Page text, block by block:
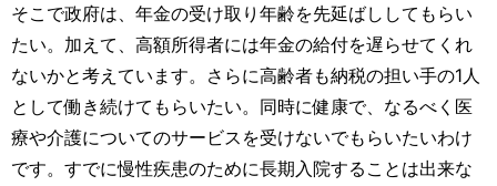
そこで政府は、年金の受け取り年齢を先延ばししてもらい
たい。加えて、高額所得者には年金の給付を遅らせてくれ
ないかと考えています。さらに高齢者も納税の担い手の1人
として働き続けてもらいたい。同時に健康で、なるべく医
療や介護についてのサービスを受けないでもらいたいわけ
です。すでに慢性疾患のために長期入院することは出来な